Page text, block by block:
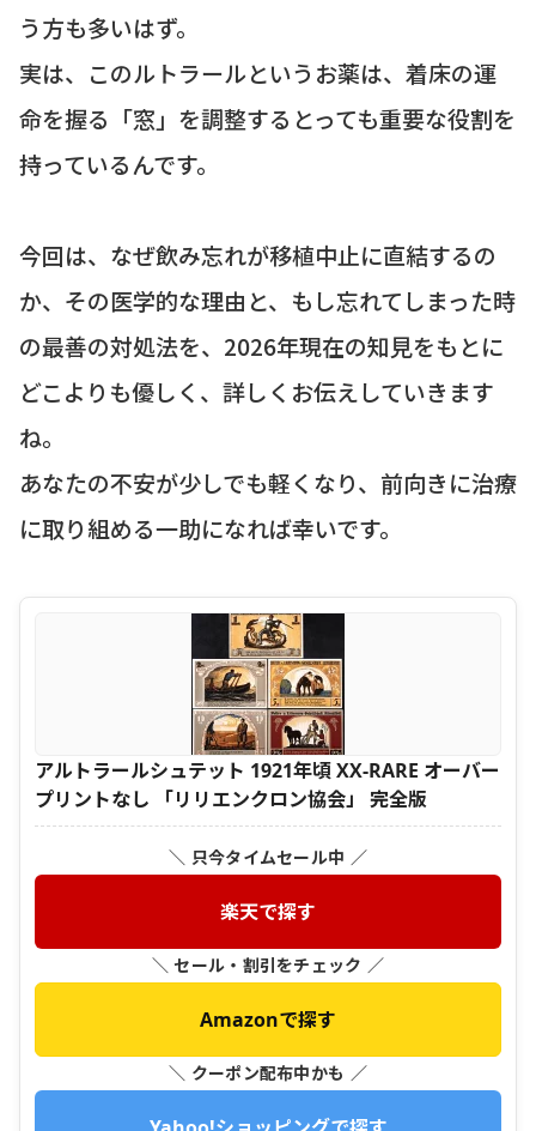
う方も多いはず。
実は、このルトラールというお薬は、着床の運
命を握る「窓」を調整するとっても重要な役割を
持っているんです。
今回は、なぜ飲み忘れが移植中止に直結するの
か、その医学的な理由と、もし忘れてしまった時
の最善の対処法を、2026年現在の知見をもとに
どこよりも優しく、詳しくお伝えしていきます
ね。
あなたの不安が少しでも軽くなり、前向きに治療
に取り組める一助になれば幸いです。
アルトラールシュテット 1921年頃 XX-RARE オーバー
プリントなし 「リリエンクロン協会」 完全版
＼ 只今タイムセール中 ／
楽天で探す
＼ セール・割引をチェック ／
Amazonで探す
＼ クーポン配布中かも ／